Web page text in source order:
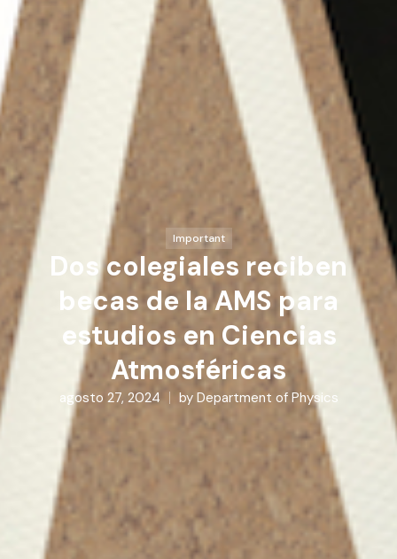
Important
Dos colegiales reciben
becas de la AMS para
estudios en Ciencias
Atmosféricas
agosto 27, 2024 byDepartment of Physics